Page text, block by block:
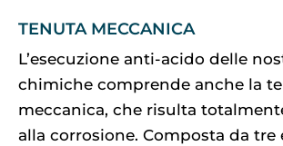
TENUTA MECCANICA
L’esecuzione anti-acido delle
chimiche comprende anche la
meccanica, che risulta
alla corrosione. Composta da tre